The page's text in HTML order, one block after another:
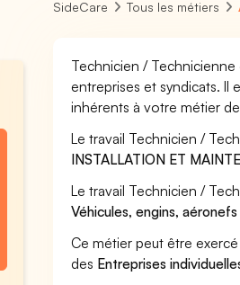
SideCare Tous les métiers
Technicien /
entreprises et syndicats. Il
inhérents à votre métier
Le travail Technicien /
INSTALLATION ET
Le travail Technicien /
Véhicules, engins, aéronefs
Ce métier peut être
des Entreprises